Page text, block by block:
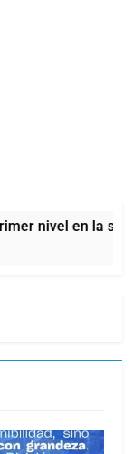
en la sede de